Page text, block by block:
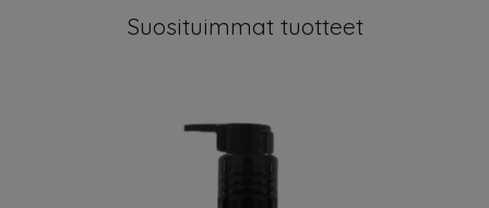
Suosituimmat tuotteet